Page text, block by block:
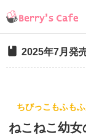
2025年7月発
ちびっこもふも
ねこねこ幼